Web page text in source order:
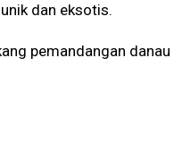
dan eksotis.
pemandangan